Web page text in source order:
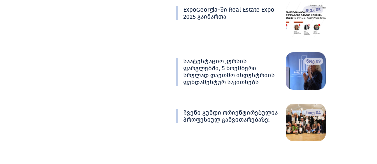
ExpoGeorgia-ში Real Estate Expo
2025 გაიმართა
დეკ 05
საატესტაციო კურსის
ფარგლებში, 5 ნოემბერი
სრულად დაეთმო ინდუსტრიის
ფუნდამენტურ საკითხებს
ნოე 09
ჩვენი გუნდი ორიენტირებულია
პროფესიულ განვითარებაზე!
ნოე 04